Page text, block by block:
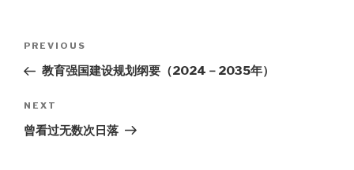
Post
navigation
Previous
Post
PREVIOUS
教育强国建设规划纲要（2024－2035年）
Next
Post
NEXT
曾看过无数次日落